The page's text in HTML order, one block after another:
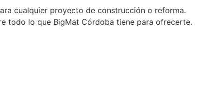
cualquier proyecto de construcción o reforma.
todo lo que BigMat Córdoba tiene para ofrecerte.